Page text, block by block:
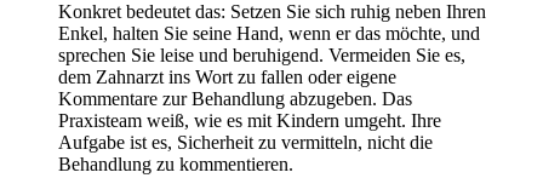
Konkret bedeutet das: Setzen Sie sich ruhig neben Ihren
Enkel, halten Sie seine Hand, wenn er das möchte, und
sprechen Sie leise und beruhigend. Vermeiden Sie es,
dem Zahnarzt ins Wort zu fallen oder eigene
Kommentare zur Behandlung abzugeben. Das
Praxisteam weiß, wie es mit Kindern umgeht. Ihre
Aufgabe ist es, Sicherheit zu vermitteln, nicht die
Behandlung zu kommentieren.